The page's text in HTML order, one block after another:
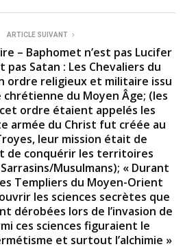
ARTICLE SUIVANT
– Baphomet n’est pas Lucifer
pas Satan : Les Chevaliers du
ordre religieux et militaire issu
chrétienne du Moyen Âge; (les
ordre étaient appelés les
armée du Christ fut créée au
leur mission était de
de conquérir les territoires
Musulmans); « Durant
Templiers du Moyen-Orient
les sciences secrètes que
dérobées lors de l’invasion de
ces sciences figuraient le
et surtout l’alchimie »